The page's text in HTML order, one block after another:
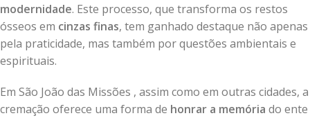
modernidade. Este processo, que transforma os restos
ósseos em cinzas finas, tem ganhado destaque não apenas
pela praticidade, mas também por questões ambientais e
espirituais.
Em São João das Missões , assim como em outras cidades, a
cremação oferece uma forma de honrar a memória do ente